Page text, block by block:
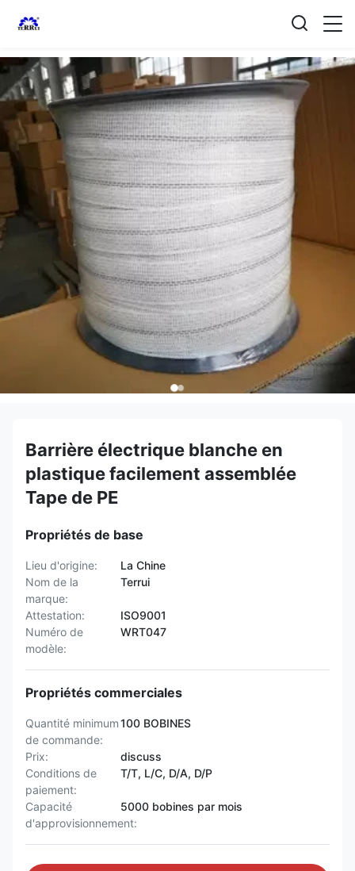
Barrière électrique blanche en
plastique facilement assemblée
Tape de PE
Propriétés de base
Lieu d'origine:
La Chine
Nom de la
marque:
Terrui
Attestation:
ISO9001
Numéro de
modèle:
WRT047
Propriétés commerciales
Quantité minimum
de commande:
100 BOBINES
Prix:
discuss
Conditions de
paiement:
T/T, L/C, D/A, D/P
Capacité
d'approvisionnement:
5000 bobines par mois